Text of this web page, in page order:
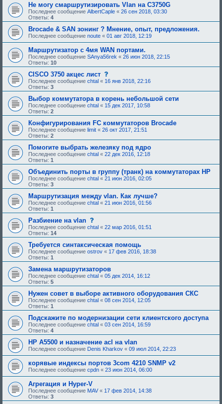
е
е
д
о
б
р
е
н
я
б
у
е
е
о
д
о
р
н
я
:
Не могу смаршрутизировать Vlan на C3750G
Последнее сообщение AlbertCaple « 26 сен 2018, 03:30
Ответы: 4
Brocade & SAN зонинг ? Мнение, опыт, предложения.
Последнее сообщение noute « 01 авг 2018, 12:19
Маршрутизатор с 4мя WAN портами.
Последнее сообщение SAnya56rek « 26 июн 2018, 22:15
Ответы: 10
CISCO 3750 акцес лист
о
о
б
щ
е
н
и
е
,
т
р
б
у
е
е
о
б
и
Последнее сообщение chtal « 16 янв 2018, 22:16
Ответы: 3
Выбор коммутатора в корень небольшой сети
Последнее сообщение chtal « 15 дек 2017, 10:58
Ответы: 2
Конфигурирования FC коммутаторов Brocade
Последнее сообщение limit « 26 окт 2017, 21:51
Ответы: 2
Помогите выбрать железяку под ядро
Последнее сообщение chtal « 22 дек 2016, 12:18
Ответы: 1
Объединить порты в группу (транк) на коммутаторах HP
Последнее сообщение chtal « 21 июн 2016, 02:05
Ответы: 3
Маршрутизация между vlan. Как лучше?
Последнее сообщение chtal « 21 июн 2016, 01:56
Ответы: 1
Разбиение на vlan
о
о
б
щ
е
н
и
е
,
т
р
б
у
е
е
о
б
р
е
н
Последнее сообщение chtal « 22 мар 2016, 01:51
Ответы: 14
Требуется синтаксическая помощь
Последнее сообщение ostrov « 17 фев 2016, 18:38
Ответы: 1
Замена маршрутизаторов
Последнее сообщение chtal « 05 дек 2014, 16:12
Ответы: 5
Нужен совет в выборе активного оборудования СКС
Последнее сообщение chtal « 08 сен 2014, 12:05
Ответы: 1
Подскажите по модернизации сети клиентского доступа
Последнее сообщение chtal « 03 сен 2014, 16:59
Ответы: 4
HP A5500 и назначение acl на vlan
Последнее сообщение Denis Kharkov « 09 июл 2014, 22:23
корявые индексы портов 3com 4210 SNMP v2
Последнее сообщение cpdn « 23 июн 2014, 06:00
Агрегация и Hyper-V
Последнее сообщение MAV« 17 фев 2014, 14:38
Ответы: 3